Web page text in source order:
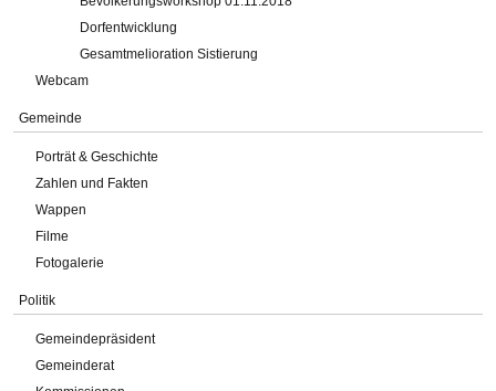
Dorfentwicklung
Gesamtmelioration Sistierung
Webcam
Gemeinde
Porträt & Geschichte
Zahlen und Fakten
Wappen
Filme
Fotogalerie
Politik
Gemeindepräsident
Gemeinderat